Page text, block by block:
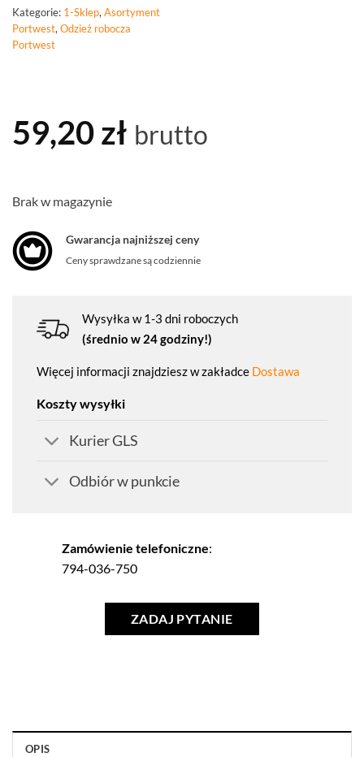
Kategorie: 1-Sklep,Asortyment
Portwest,Odzież robocza
Portwest
59,20zł brutto
Brak w magazynie
Gwarancja najniższej ceny
Ceny sprawdzane są codziennie
Wysyłka w 1-3 dni roboczych
(średnio w 24 godziny!)
Więcej informacji znajdziesz w zakładce Dostawa
Koszty wysyłki
Kurier GLS
Odbiór w punkcie
Zamówienie telefoniczne:
794-036-750
ZADAJ PYTANIE
OPIS